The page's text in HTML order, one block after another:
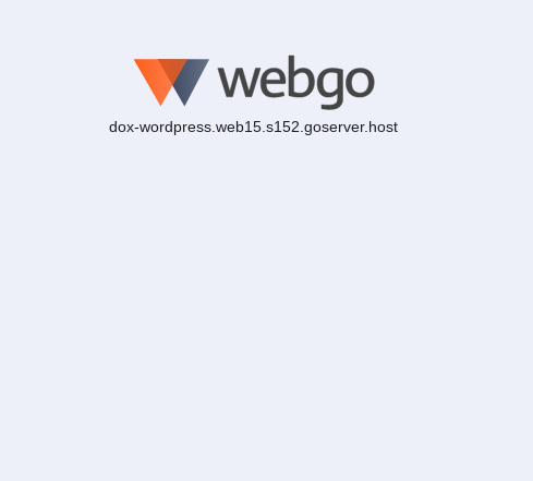
dox-wordpress.web15.s152.goserver.host